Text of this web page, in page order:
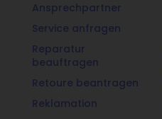
Ansprechpartner
Service anfragen
Reparatur
beauftragen
Retoure beantragen
Reklamation